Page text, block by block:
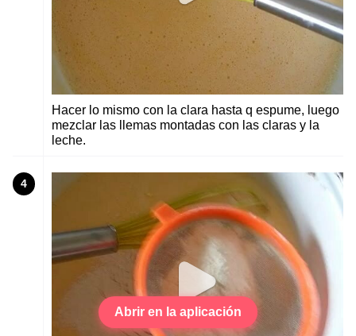
Hacer lo mismo con la clara hasta q espume, luego
mezclar las llemas montadas con las claras y la
leche.
4
Abrir en la aplicación